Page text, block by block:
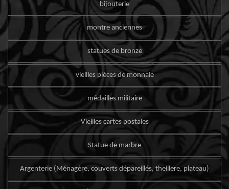
bijouterie
montre anciennes
statues de bronze
vieilles pièces de monnaie
médailles militaire
Vieilles cartes postales
Statue de marbre
Argenterie (Ménagère, couverts dépareillés, theillere, plateau)